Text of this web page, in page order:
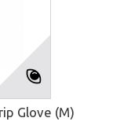
Glove (M)